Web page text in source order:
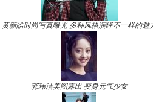
黄新皓时尚写真曝光 多种风格演绎不一样的魅
郭玮洁美图露出 变身元气少女